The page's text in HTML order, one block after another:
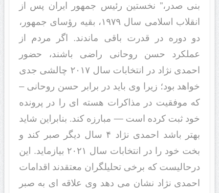
بنی صدر،” نخستین رئیس جمهور ایران پس از
انقلاب اسلامی سال ۱۹۷۹، بقیه رؤسای جمهور،
دو دوره در قدرت باقی ماندند. اگر مردم از
عملکرد حسن روحانی راضی باشند، حضور
احمدی نژاد در انتخابات سال ۲۰۱۷ چالشی جدی
خواهد بود؛ زیرا وی باید در برابر حسن روحانی –
که موفقیت در مذاکرات هسته ای را در پرونده
خود ثبت کرده است — مبارزه کند. بنابراین شاید
بهتر باشد احمدی نژاد ۴ سال دیگر صبر کند و
بخت خود را در انتخابات سال ۲۰۲۱ بیازماید. این
درحالیست که برخی تحلیلگران معتقدند اقدامات
احمدی نژاد نشان می دهد وی علاقه ای به صبر